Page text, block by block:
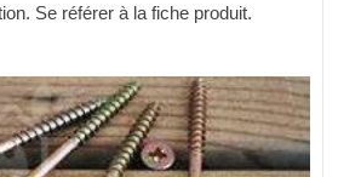
Se référer à la fiche produit.